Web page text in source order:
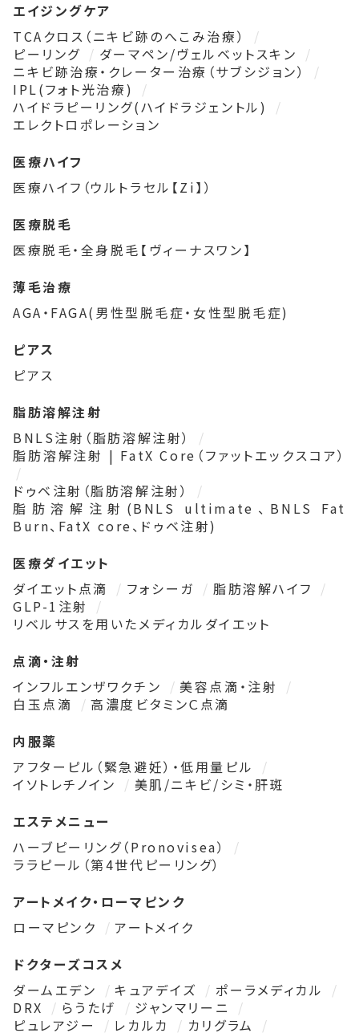
エイジングケア
TCAクロス（ニキビ跡のへこみ治療）
ピーリング
ダーマペン/ヴェルベットスキン
ニキビ跡治療・クレーター治療（サブシジョン）
IPL(フォト光治療)
ハイドラピーリング(ハイドラジェントル)
エレクトロポレーション
医療ハイフ
医療ハイフ（ウルトラセル【Zi】）
医療脱毛
医療脱毛・全身脱毛【ヴィーナスワン】
薄毛治療
AGA・FAGA(男性型脱毛症・女性型脱毛症)
ピアス
ピアス
脂肪溶解注射
BNLS注射（脂肪溶解注射）
脂肪溶解注射 | FatX Core（ファットエックスコア）
ドゥベ注射（脂肪溶解注射）
脂肪溶解注射(BNLS ultimate、BNLS Fat
Burn、FatX core、ドゥベ注射)
医療ダイエット
ダイエット点滴
フォシーガ
脂肪溶解ハイフ
GLP-1注射
リベルサスを用いたメディカルダイエット
点滴・注射
インフルエンザワクチン
美容点滴・注射
白玉点滴
高濃度ビタミンＣ点滴
内服薬
アフターピル（緊急避妊）・低用量ピル
イソトレチノイン
美肌/ニキビ/シミ・肝斑
エステメニュー
ハーブピーリング（Pronovisea）
ララピール（第4世代ピーリング）
アートメイク・ローマピンク
ローマピンク
アートメイク
ドクターズコスメ
ダームエデン
キュアデイズ
ポーラメディカル
DRX
らうたげ
ジャンマリーニ
ピュレアジー
レカルカ カリグラム